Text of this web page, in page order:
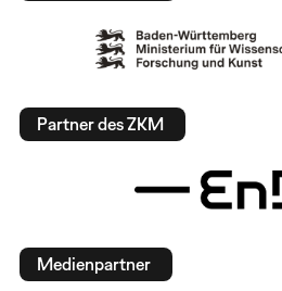
Partner des ZKM
Medienpartner